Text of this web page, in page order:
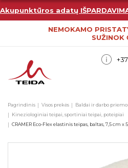
Akupunktūros adatų
NEMOKAMO
SUŽINOK
Pagrindinis Visos prekės Baldai ir darbo
Kineziologiniai teipai, sportiniai teipai, poteipiai
CRAMER Eco-Flex elastinis teipas, baltas, 7,5 cm x